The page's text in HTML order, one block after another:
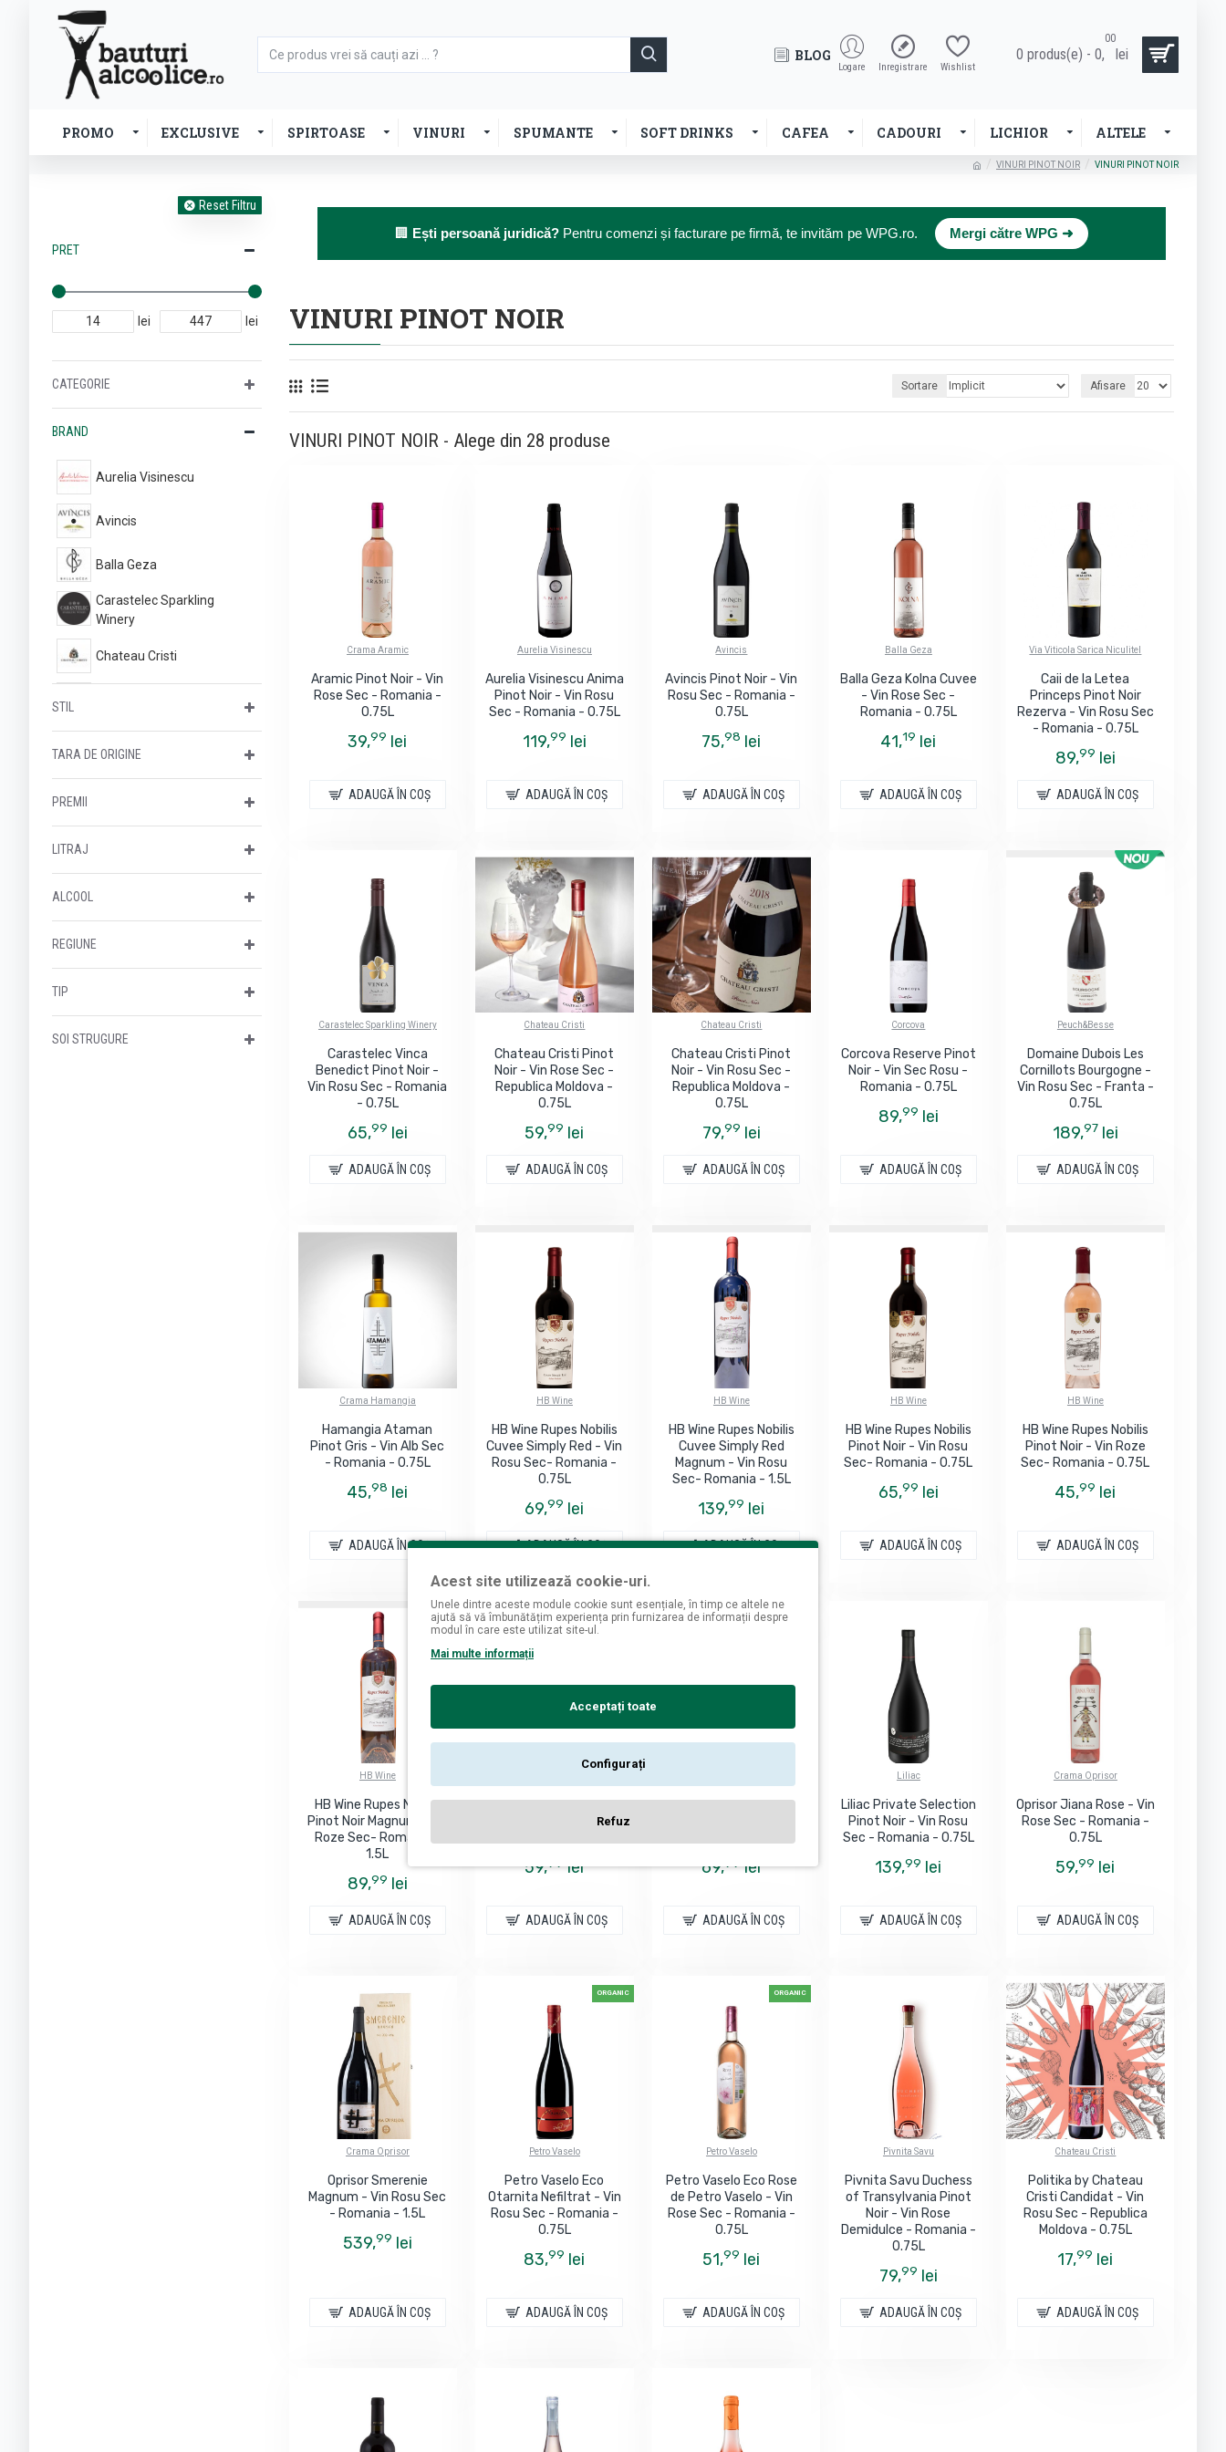
BLOG
Logare Inregistrare Wishlist
0 produs(e) - 0,
00
lei
PROMO EXCLUSIVE SPIRTOASE VINURI SPUMANTE SOFT DRINKS CAFEA CADOURI LICHIOR ALTELE
VINURI PINOT NOIR VINURI PINOT NOIR
Reset Filtru
PRET
lei lei
BRAND
Aurelia Visinescu
Avincis
Balla Geza
Carastelec Sparkling
Winery
Chateau Cristi
Crama La Salina
Crama Oprisor
Crama Purcari
LITRAJ
ALCOOL
REGIUNE
TIP
SOI STRUGURE
STIL
TARA DE ORIGINE
PREMII
CATEGORIE
🏢 Ești persoană juridică? Pentru comenzi și facturare pe firmă, te invităm pe WPG.ro. Mergi către WPG ➜
VINURI PINOT NOIR
Sortare Afisare
VINURI PINOT NOIR - Alege din 28 produse
Crama Aramic
Aramic Pinot Noir - Vin
Rose Sec - Romania -
0.75L
39,99 lei
ADAUGĂ ÎN COŞ
Aurelia Visinescu
Aurelia Visinescu Anima
Pinot Noir - Vin Rosu
Sec - Romania - 0.75L
119,99 lei
ADAUGĂ ÎN COŞ
Avincis
Avincis Pinot Noir - Vin
Rosu Sec - Romania -
0.75L
75,98 lei
ADAUGĂ ÎN COŞ
Balla Geza
Balla Geza Kolna Cuvee
- Vin Rose Sec -
Romania - 0.75L
41,19 lei
ADAUGĂ ÎN COŞ
Via Viticola Sarica Niculitel
Caii de la Letea
Princeps Pinot Noir
Rezerva - Vin Rosu Sec
- Romania - 0.75L
89,99 lei
ADAUGĂ ÎN COŞ
Carastelec Sparkling Winery
Carastelec Vinca
Benedict Pinot Noir -
Vin Rosu Sec - Romania
- 0.75L
65,99 lei
ADAUGĂ ÎN COŞ
Chateau Cristi
Chateau Cristi Pinot
Noir - Vin Rose Sec -
Republica Moldova -
0.75L
59,99 lei
ADAUGĂ ÎN COŞ
Chateau Cristi
Chateau Cristi Pinot
Noir - Vin Rosu Sec -
Republica Moldova -
0.75L
79,99 lei
ADAUGĂ ÎN COŞ
Corcova
Corcova Reserve Pinot
Noir - Vin Sec Rosu -
Romania - 0.75L
89,99 lei
ADAUGĂ ÎN COŞ
Peuch&Besse
Domaine Dubois Les
Cornillots Bourgogne -
Vin Rosu Sec - Franta -
0.75L
189,97 lei
ADAUGĂ ÎN COŞ
Crama Hamangia
Hamangia Ataman
Pinot Gris - Vin Alb Sec
- Romania - 0.75L
45,98 lei
ADAUGĂ ÎN COŞ
HB Wine
HB Wine Rupes Nobilis
Cuvee Simply Red - Vin
Rosu Sec- Romania -
0.75L
69,99 lei
ADAUGĂ ÎN COŞ
HB Wine
HB Wine Rupes Nobilis
Cuvee Simply Red
Magnum - Vin Rosu
Sec- Romania - 1.5L
139,99 lei
ADAUGĂ ÎN COŞ
HB Wine
HB Wine Rupes Nobilis
Pinot Noir - Vin Rosu
Sec- Romania - 0.75L
65,99 lei
ADAUGĂ ÎN COŞ
HB Wine
HB Wine Rupes Nobilis
Pinot Noir - Vin Roze
Sec- Romania - 0.75L
45,99 lei
ADAUGĂ ÎN COŞ
HB Wine
HB Wine Rupes Nobilis
Pinot Noir Magnum - Vin
Roze Sec- Romania -
1.5L
89,99 lei
ADAUGĂ ÎN COŞ
Issa Pinot Noir - Vin
Rose Sec - Romania -
59, lei
ADAUGĂ ÎN COŞ
Liliac Pinot Noir - Vin
69, lei
ADAUGĂ ÎN COŞ
Liliac
Liliac Private Selection
Pinot Noir - Vin Rosu
Sec - Romania - 0.75L
139,99 lei
ADAUGĂ ÎN COŞ
Crama Oprisor
Oprisor Jiana Rose - Vin
Rose Sec - Romania -
0.75L
59,99 lei
ADAUGĂ ÎN COŞ
Crama Oprisor
Oprisor Smerenie
Magnum - Vin Rosu Sec
- Romania - 1.5L
539,99 lei
ADAUGĂ ÎN COŞ
ORGANIC
Petro Vaselo
Petro Vaselo Eco
Otarnita Nefiltrat - Vin
Rosu Sec - Romania -
0.75L
83,99 lei
ADAUGĂ ÎN COŞ
ORGANIC
Petro Vaselo
Petro Vaselo Eco Rose
de Petro Vaselo - Vin
Rose Sec - Romania -
0.75L
51,99 lei
ADAUGĂ ÎN COŞ
Pivnita Savu
Pivnita Savu Duchess
of Transylvania Pinot
Noir - Vin Rose
Demidulce - Romania -
0.75L
79,99 lei
ADAUGĂ ÎN COŞ
Chateau Cristi
Politika by Chateau
Cristi Candidat - Vin
Rosu Sec - Republica
Moldova - 0.75L
17,99 lei
ADAUGĂ ÎN COŞ
Acest site utilizează cookie-uri.
Unele dintre aceste module cookie sunt esențiale, în timp ce altele ne
ajută să vă îmbunătățim experiența prin furnizarea de informații despre
modul în care este utilizat site-ul.
Mai multe informații
Acceptați toate
Configurați
Refuz